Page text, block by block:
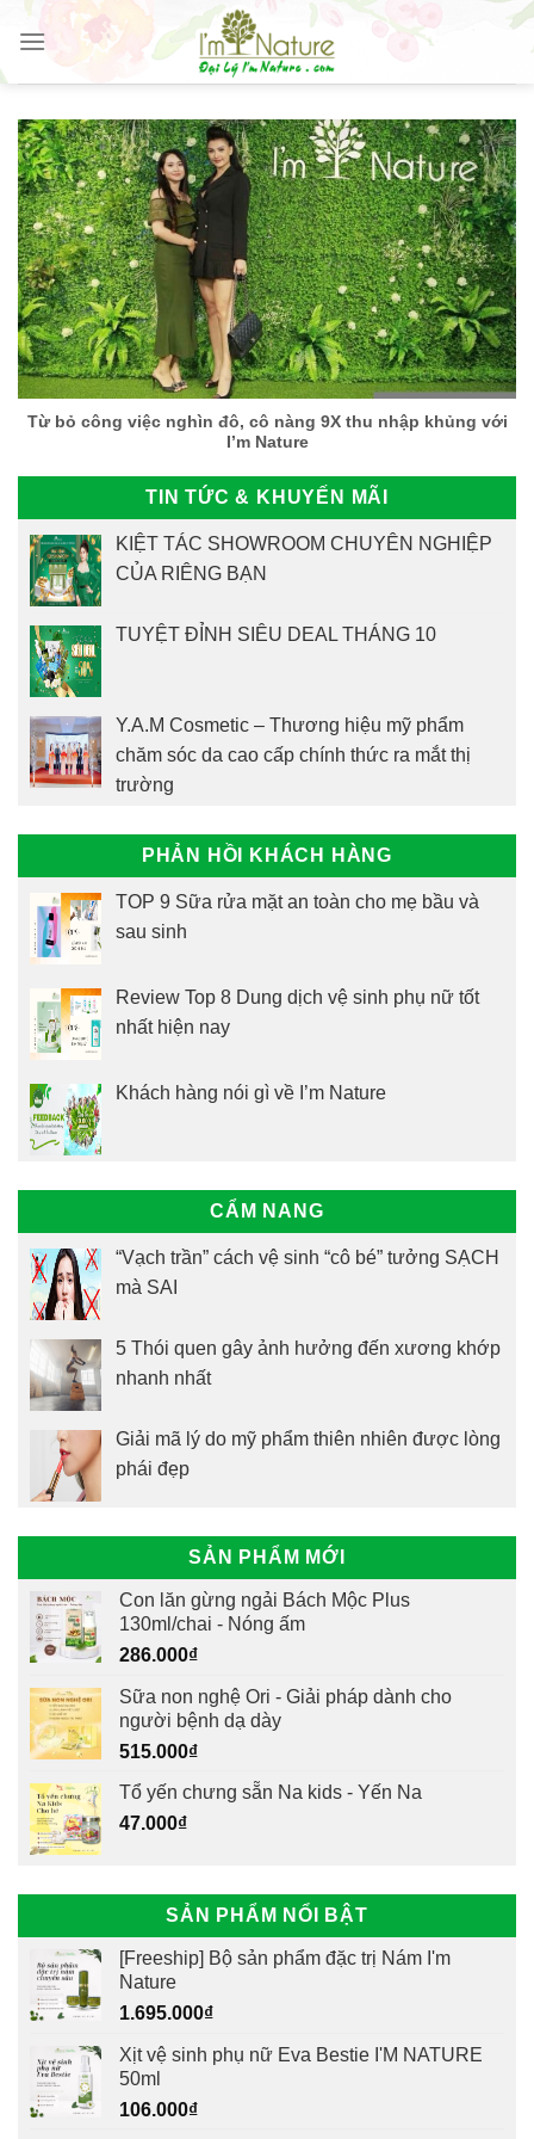
Skip
content
Từ bỏ công việc nghìn đô, cô nàng 9X thu nhập khủng với
I’m Nature
TIN TỨC & KHUYẾN MÃI
KIỆT TÁC SHOWROOM CHUYÊN NGHIỆP
CỦA RIÊNG BẠN
TUYỆT ĐỈNH SIÊU DEAL THÁNG 10
Y.A.M Cosmetic – Thương hiệu mỹ phẩm
chăm sóc da cao cấp chính thức ra mắt thị
trường
PHẢN HỒI KHÁCH HÀNG
TOP 9 Sữa rửa mặt an toàn cho mẹ bầu và
sau sinh
Review Top 8 Dung dịch vệ sinh phụ nữ tốt
nhất hiện nay
Khách hàng nói gì về I’m Nature
CẨM NANG
“Vạch trần” cách vệ sinh “cô bé” tưởng SẠCH
mà SAI
5 Thói quen gây ảnh hưởng đến xương khớp
nhanh nhất
Giải mã lý do mỹ phẩm thiên nhiên được lòng
phái đẹp
SẢN PHẨM MỚI
Con lăn gừng ngải Bách Mộc Plus
130ml/chai - Nóng ấm
286.000₫
Sữa non nghệ Ori - Giải pháp dành cho
người bệnh dạ dày
515.000₫
Tổ yến chưng sẵn Na kids - Yến Na
47.000₫
SẢN PHẨM NỔI BẬT
[Freeship] Bộ sản phẩm đặc trị Nám I'm
Nature
1.695.000₫
Xịt vệ sinh phụ nữ Eva Bestie I'M NATURE
50ml
106.000₫